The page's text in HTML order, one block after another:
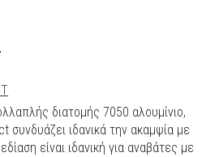
διατομής 7050 αλουμίνιο,
συνδυάζει ιδανικά την ακαμψία με
είναι ιδανική για αναβάτες με